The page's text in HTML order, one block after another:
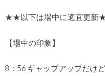
★★以下は場中に適宜更
【場中の印象】
8：56 ギャップアップだけ